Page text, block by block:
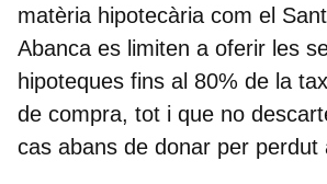
matèria hipotecària com el
Abanca es limiten a oferir les
hipoteques fins al 80% de la
de compra, tot i que no
cas abans de donar per perdut